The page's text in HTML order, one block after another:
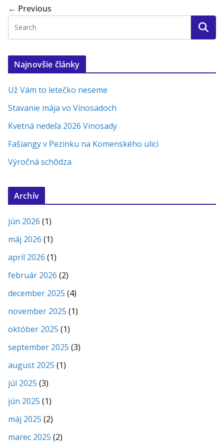
← Previous
Najnovšie články
Už Vám to letečko neseme
Stavanie mája vo Vinosadoch
Kvetná nedeľa 2026 Vinosady
Fašiangy v Pezinku na Komenského ulici
Výročná schôdza
Archív
jún 2026 (1)
máj 2026 (1)
apríl 2026 (1)
február 2026 (2)
december 2025 (4)
november 2025 (1)
október 2025 (1)
september 2025 (3)
august 2025 (1)
júl 2025 (3)
jún 2025 (1)
máj 2025 (2)
marec 2025 (2)